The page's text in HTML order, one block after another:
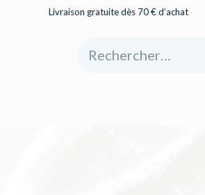
Livraison gratuite dès 70 € d’achat